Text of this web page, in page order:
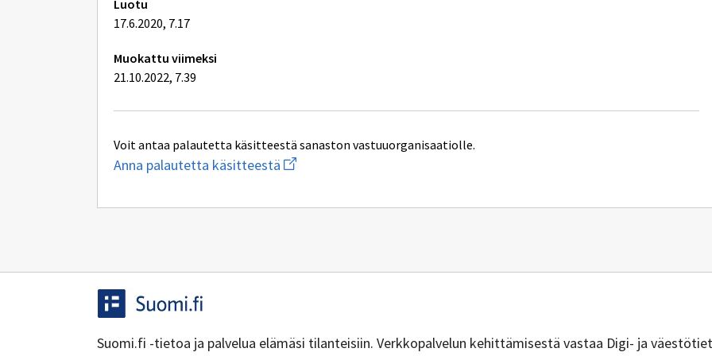
Luotu
17.6.2020, 7.17
Muokattu viimeksi
21.10.2022, 7.39
Voit antaa palautetta käsitteestä sanaston vastuuorganisaatiolle.
Anna palautetta käsitteestä Aloita
uuden
kirjoitus
Suomi.fi -tietoa ja palvelua elämäsi tilanteisiin. Verkkopalvelun kehittämisestä vastaa Digi- ja